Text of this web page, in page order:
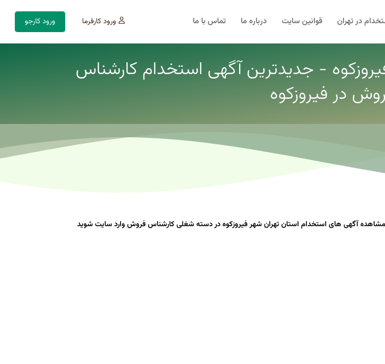
در تهران قوانین سایت درباره ما تماس با ما ورود کارفرما ورود کارجو
- جدیدترین آگهی استخدام کارشناس
در فیروزکوه
مشاهده آگهی های استخدام استان تهران شهر فیروزکوه در دسته شغلی کارشناس فروش وارد سایت شوید